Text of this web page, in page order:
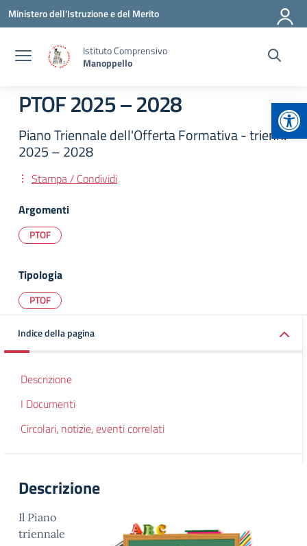
Vai ai contenuti
Vai al menu di navigazione
Vai al footer
Ministero dell'Istruzione e del Merito
Istituto Comprensivo
Manoppello
PTOF 2025 – 2028
Piano Triennale dell'Offerta Formativa - trienni
2025 – 2028
Stampa / Condividi
Argomenti
PTOF
Tipologia
PTOF
Indice della pagina
Descrizione
I Documenti
Circolari, notizie, eventi correlati
Descrizione
Il Piano
triennale